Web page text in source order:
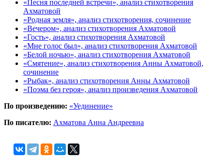
«Песня последней встречи», анализ стихотворения
Ахматовой
«Родная земля», анализ стихотворения, сочинение
«Вечером», анализ стихотворения Ахматовой
«Гость», анализ стихотворения Ахматовой
«Мне голос был», анализ стихотворения Ахматовой
«Белой ночью», анализ стихотворения Ахматовой
«Смятение», анализ стихотворения Анны Ахматовой,
сочинение
«Рыбак», анализ стихотворения Анны Ахматовой
«Поэма без героя», анализ произведения Ахматовой
По произведению: «Уединение»
По писателю: Ахматова Анна Андреевна